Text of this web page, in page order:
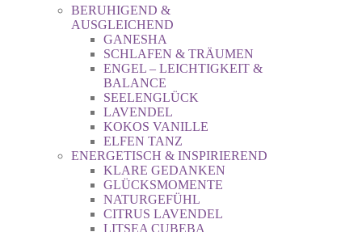
BERUHIGEND &
AUSGLEICHEND
GANESHA
SCHLAFEN & TRÄUMEN
ENGEL – LEICHTIGKEIT &
BALANCE
SEELENGLÜCK
LAVENDEL
KOKOS VANILLE
ELFEN TANZ
ENERGETISCH & INSPIRIEREND
KLARE GEDANKEN
GLÜCKSMOMENTE
NATURGEFÜHL
CITRUS LAVENDEL
LITSEA CUBEBA